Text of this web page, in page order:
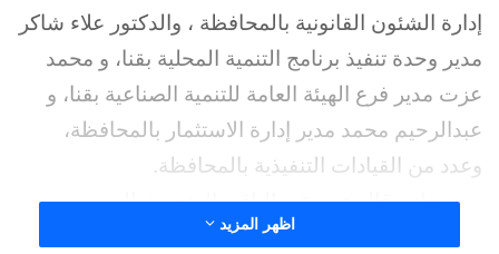
إدارة الشئون القانونية بالمحافظة ، والدكتور علاء شاكر
مدير وحدة تنفيذ برنامج التنمية المحلية بقنا، و محمد
عزت مدير فرع الهيئة العامة للتنمية الصناعية بقنا، و
عبدالرحيم محمد مدير إدارة الاستثمار بالمحافظة،
وعدد من القيادات التنفيذية بالمحافظة.
ومن جانبه قال عمر عبد الباقي المتحدث الرسمي
لمحافظة قنا، أن هذا اللقاء يأتى في إطار حرص
اظهر المزيد